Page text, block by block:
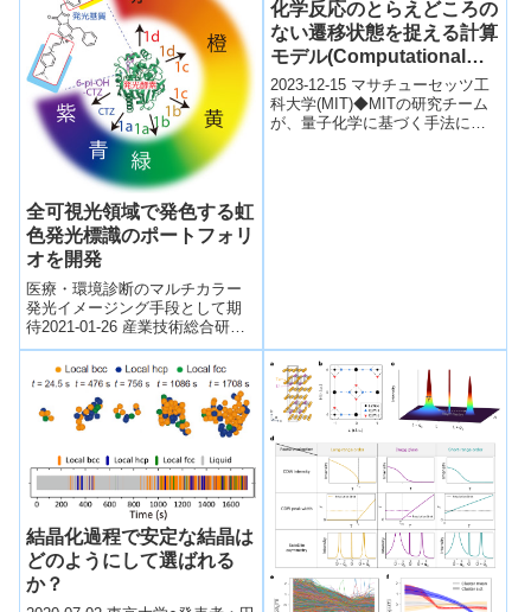
全可視光領域で発色する虹
色発光標識のポートフォリ
オを開発
医療・環境診断のマルチカラー
発光イメージング手段として期
待2021-01-26 産業技術総合研究
所ポイント 青から赤、近赤外線
までのさまざまな色の発光が可
能な「...
化学反応のとらえどころの
ない遷移状態を捉える計算
モデル(Computational
model captures the
elusive transition states
of chemical reactions)
2023-12-15 マサチューセッツ工
科大学(MIT)◆MITの研究チーム
が、量子化学に基づく手法に代
結晶化過程で安定な結晶は
どのようにして選ばれる
か？